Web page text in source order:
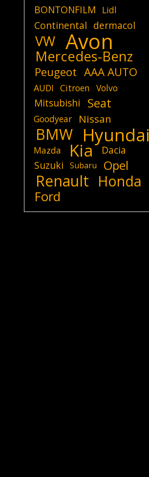
BONTONFILM Lidl
Continental dermacol
VW Avon
Mercedes-Benz
Peugeot AAA AUTO
AUDI Citroen Volvo
Mitsubishi Seat
Goodyear Nissan
BMW Hyundai
Mazda Kia
Dacia
Suzuki
Subaru Opel
Renault Honda
Ford